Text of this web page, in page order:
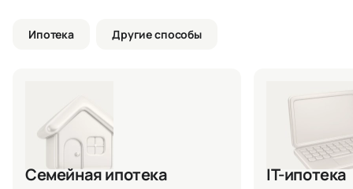
Ипотека Другие способы
Семейная ипотека IT-ипотека